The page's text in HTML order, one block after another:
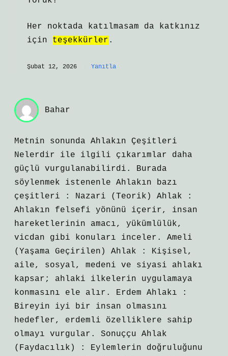
Her noktada katılmasam da katkınız
için teşekkürler .
Şubat 12, 2026 Yanıtla
Bahar
Metnin sonunda Ahlakın Çeşitleri
Nelerdir ile ilgili çıkarımlar daha
güçlü vurgulanabilirdi. Burada
söylenmek istenenle Ahlakın bazı
çeşitleri : Nazari (Teorik) Ahlak :
Ahlakın felsefi yönünü içerir, insan
hareketlerinin amacı, yükümlülük,
vicdan gibi konuları inceler. Ameli
(Yaşama Geçirilen) Ahlak : Kişisel,
aile, sosyal, medeni ve siyasi ahlakı
kapsar; ahlaki ilkelerin uygulamaya
konmasını ele alır. Erdem Ahlakı :
Bireyin iyi bir insan olmasını
hedefler, erdemli özelliklere sahip
olmayı vurgular. Sonuççu Ahlak
(Faydacılık) : Eylemlerin doğruluğunu